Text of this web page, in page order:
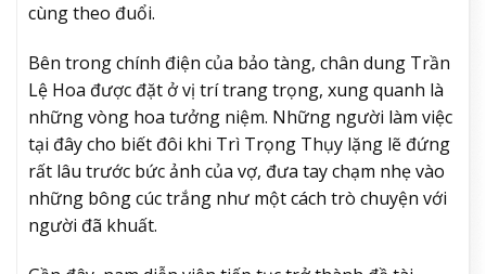
cùng theo đuổi.
Bên trong chính điện của bảo tàng, chân dung Trần
Lệ Hoa được đặt ở vị trí trang trọng, xung quanh là
những vòng hoa tưởng niệm. Những người làm việc
tại đây cho biết đôi khi Trì Trọng Thụy lặng lẽ đứng
rất lâu trước bức ảnh của vợ, đưa tay chạm nhẹ vào
những bông cúc trắng như một cách trò chuyện với
người đã khuất.